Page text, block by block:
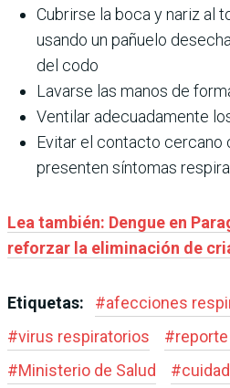
Cubrirse la boca y nariz al
usando un pañuelo
del codo
Lavarse las manos de
Ventilar adecuadamente
Evitar el contacto cercano
presenten síntomas
Lea también: Dengue en
reforzar la eliminación de
Etiquetas: #afecciones
#virus respiratorios #reporte
#Ministerio de Salud #